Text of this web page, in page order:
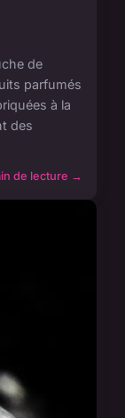
de
parfumés
à la
des
de lecture →